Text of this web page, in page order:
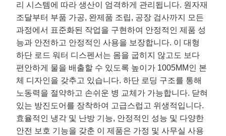
리 시스템에 따라 생산이 엄격하게 관리됩니다. 원자재
조달부터 부품 가공, 완제품 조립, 공장 검사까지 모든
과정에서 표준화된 작업을 구현하여 안정적인 제품 성
능과 안전하고 안정적인 사용을 보장합니다. 이 대형
하단 로드 워터 디스펜서는 몸을 굽히지 않고도 보다
편안하게 물을 배출할 수 있도록 높이가 1005MM인 본
체 디자인을 갖추고 있습니다. 하단 로딩 구조를 통해
노동력을 절약하고 손쉬운 병 교체가 가능합니다. 닫혀
있는 방진도어를 장착하여 고급스럽고 위생적입니다.
효율적인 냉각 및 난방 기능, 안정적인 성능 및 다양한
안전 보호 기능을 갖춘 이 제품은 가정 및 사무실 사용